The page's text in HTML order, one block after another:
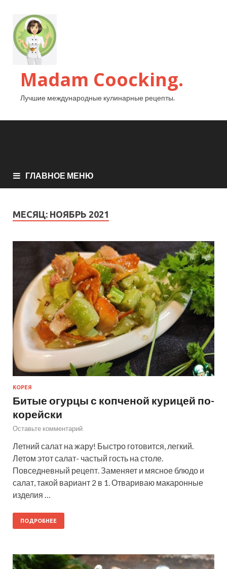
Madam Coocking.
Лучшие международные кулинарные рецепты.
ГЛАВНОЕ МЕНЮ
МЕСЯЦ: НОЯБРЬ 2021
КОРЕЯ
Битые огурцы с копченой курицей по-
корейски
Оставьте комментарий
Летний салат на жару! Быстро готовится, легкий.
Летом этот салат- частый гость на столе.
Повседневный рецепт. Заменяет и мясное блюдо и
салат, такой вариант 2 в 1. Отвариваю макаронные
изделия …
ПОДРОБНЕЕ